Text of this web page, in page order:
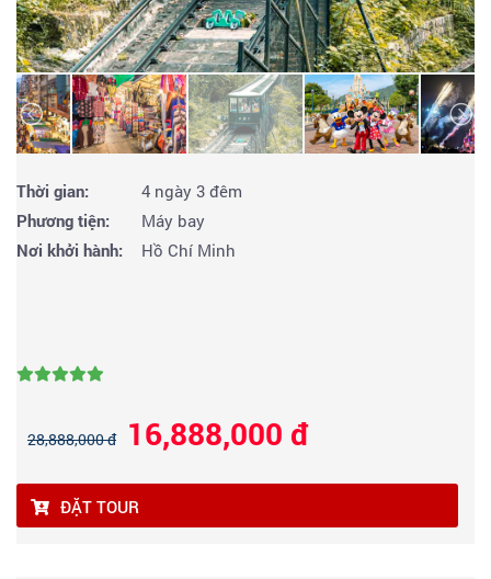
Thời gian:
4 ngày 3 đêm
Phương tiện:
Máy bay
Nơi khởi hành:
Hồ Chí Minh
28,888,000 đ 16,888,000 đ
ĐẶT TOUR